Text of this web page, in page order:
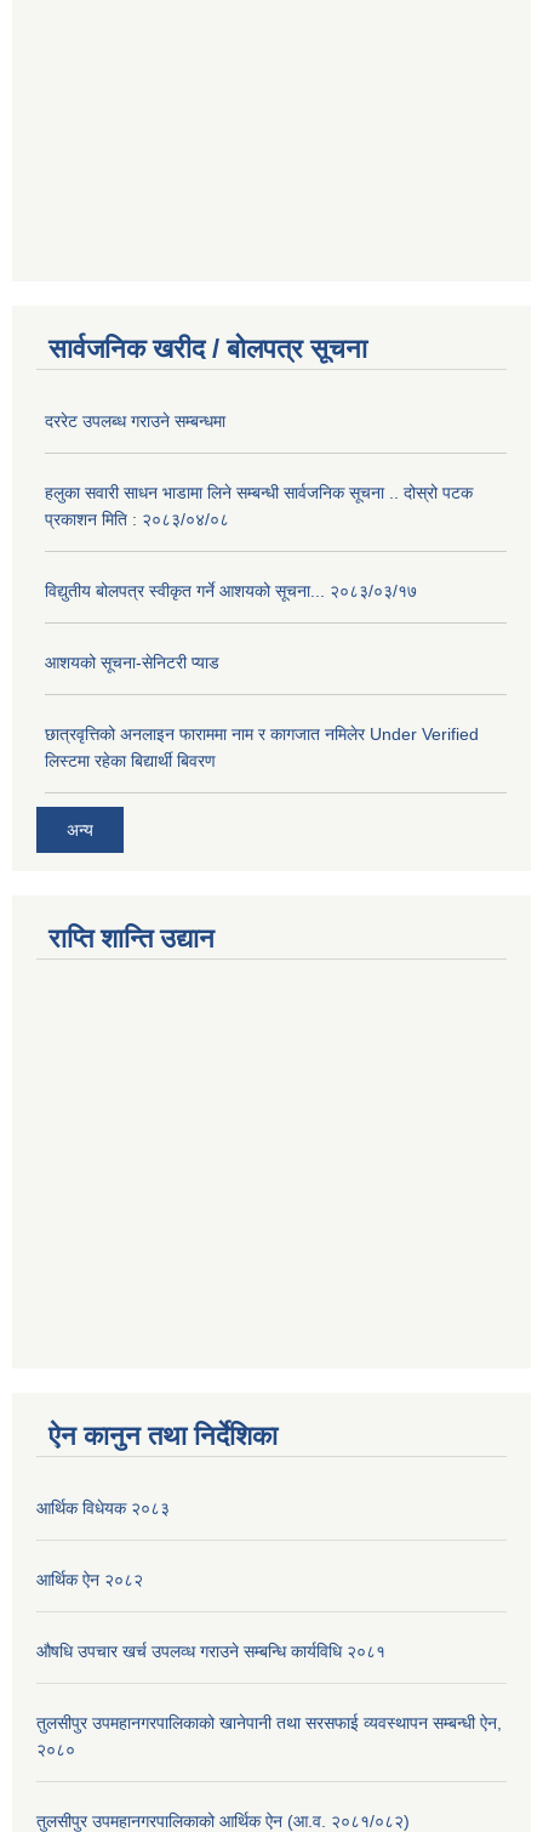
सार्वजनिक खरीद / बोलपत्र सूचना
दररेट उपलब्ध गराउने सम्बन्धमा
हलुका सवारी साधन भाडामा लिने सम्बन्धी सार्वजनिक सूचना .. दोस्रो पटक
प्रकाशन मिति : २०८३/०४/०८
विद्युतीय बोलपत्र स्वीकृत गर्ने आशयको सूचना... २०८३/०३/१७
आशयको सूचना-सेनिटरी प्याड
छात्रवृत्तिको अनलाइन फाराममा नाम र कागजात नमिलेर Under Verified
लिस्टमा रहेका बिद्यार्थी बिवरण
अन्य
राप्ति शान्ति उद्यान
ऐन कानुन तथा निर्देशिका
आर्थिक विधेयक २०८३
आर्थिक ऐन २०८२
औषधि उपचार खर्च उपलव्ध गराउने सम्बन्धि कार्यविधि २०८१
तुलसीपुर उपमहानगरपालिकाको खानेपानी तथा सरसफाई व्यवस्थापन सम्बन्धी ऐन,
२०८०
तुलसीपुर उपमहानगरपालिकाको आर्थिक ऐन (आ.व. २०८१/०८२)